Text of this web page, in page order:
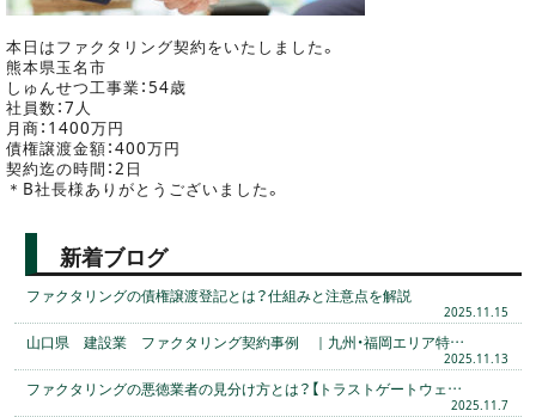
本日はファクタリング契約をいたしました。
熊本県玉名市
しゅんせつ工事業：54歳
社員数：7人
月商：1400万円
債権譲渡金額：400万円
契約迄の時間：2日
＊B社長様ありがとうございました。
新着ブログ
ファクタリングの債権譲渡登記とは？仕組みと注意点を解説
2025.11.15
山口県 建設業 ファクタリング契約事例 ｜九州・福岡エリア特…
2025.11.13
ファクタリングの悪徳業者の見分け方とは？【トラストゲートウェ…
2025.11.7